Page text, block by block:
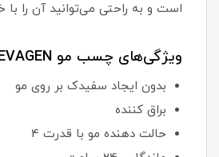
است و به راحتی می‌توانید آن را با
ویژگی‌های چسب مو REVAGEN:
بدون ایجاد سفیدک بر روی مو
براق کننده
حالت دهنده مو با قدرت 4